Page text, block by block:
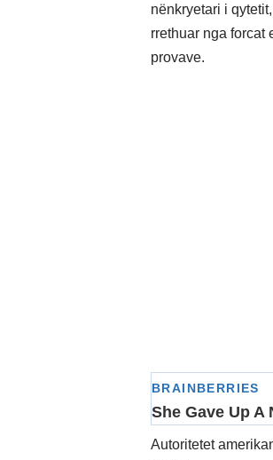
nënkryetari i
rrethuar nga forcat
provave.
Autoritetet